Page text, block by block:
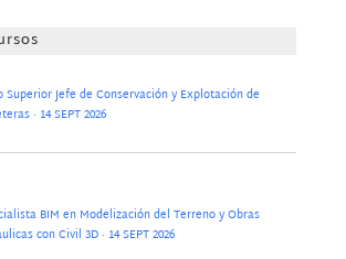
Superior Jefe de Conservación y Explotación de
· 14 SEPT 2026
BIM en Modelización del Terreno y Obras
con Civil 3D · 14 SEPT 2026